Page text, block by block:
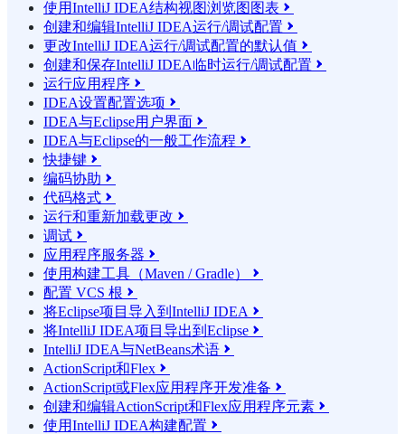
使用IntelliJ IDEA结构视图浏览图图表 
创建和编辑IntelliJ IDEA运行/调试配置 
更改IntelliJ IDEA运行/调试配置的默认值 
创建和保存IntelliJ IDEA临时运行/调试配置 
运行应用程序 
IDEA设置配置选项 
IDEA与Eclipse用户界面 
IDEA与Eclipse的一般工作流程 
快捷键 
编码协助 
代码格式 
运行和重新加载更改 
调试 
应用程序服务器 
使用构建工具（Maven / Gradle） 
配置 VCS 根 
将Eclipse项目导入到IntelliJ IDEA 
将IntelliJ IDEA项目导出到Eclipse 
IntelliJ IDEA与NetBeans术语 
ActionScript和Flex 
ActionScript或Flex应用程序开发准备 
创建和编辑ActionScript和Flex应用程序元素 
使用IntelliJ IDEA构建配置 